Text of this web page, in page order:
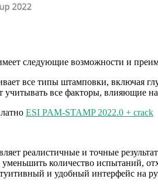
следующие возможности и
все типы штамповки, включая
учитывать все факторы, влияющие на
ESI PAM-STAMP 2022.0 + crack
реалистичные и точные
количество испытаний,
и удобный интерфейс на